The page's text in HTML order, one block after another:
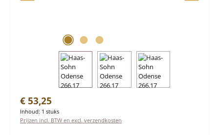
Normale prijs:
€ 53,25
Inhoud: 1 stuks
Prijzen incl. BTW en excl. verzendkosten